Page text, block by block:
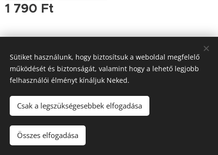
1 790 Ft
Tutajos Vendéglő / A Tutajos házhoz viszi a minőséget
Információk
Sütik
Sütiket használunk, hogy biztosítsuk a weboldal megfelelő
működését és biztonságát, valamint hogy a lehető legjobb
felhasználói élményt kínáljuk Neked.
Csak a legszükségesebbek elfogadása
Összes elfogadása